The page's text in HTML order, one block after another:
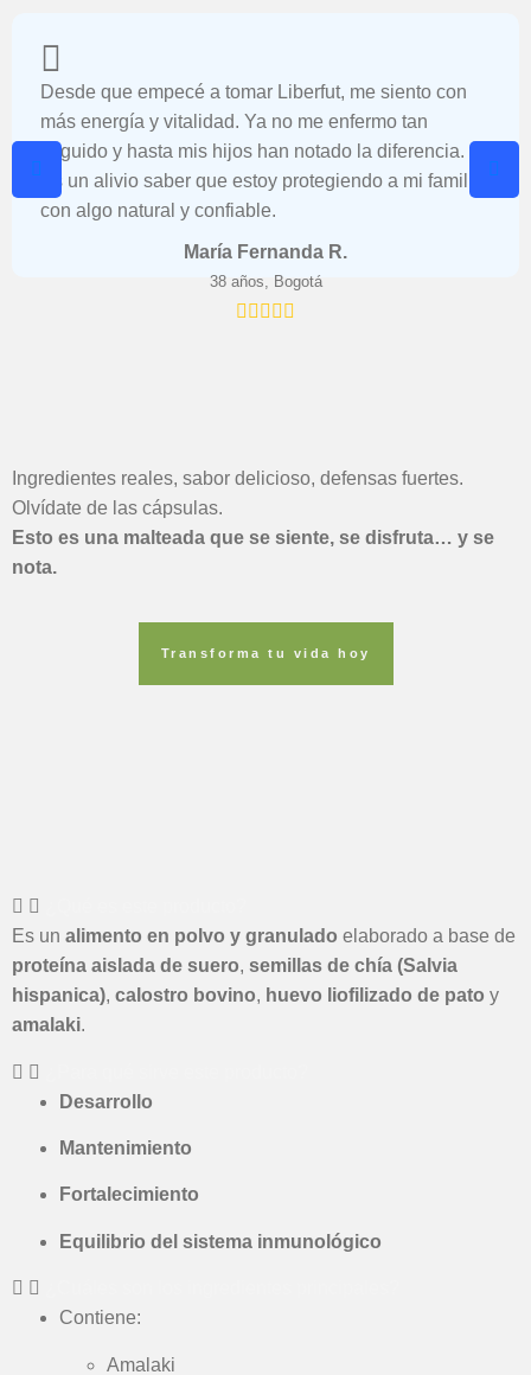
Desde que empecé a tomar Liberfut, me siento con
más energía y vitalidad. Ya no me enfermo tan
seguido y hasta mis hijos han notado la diferencia.
Es un alivio saber que estoy protegiendo a mi familia
con algo natural y confiable.
María Fernanda R.
38 años, Bogotá
Ingredientes reales, sabor delicioso, defensas fuertes.
Olvídate de las cápsulas.
Esto es una malteada que se siente, se disfruta… y se
nota.
Transforma tu vida hoy
Es un alimento en polvo y granulado elaborado a base de
proteína aislada de suero, semillas de chía (Salvia
hispanica), calostro bovino, huevo liofilizado de pato y
amalaki.
Desarrollo
Mantenimiento
Fortalecimiento
Equilibrio del sistema inmunológico
Contiene:
Amalaki